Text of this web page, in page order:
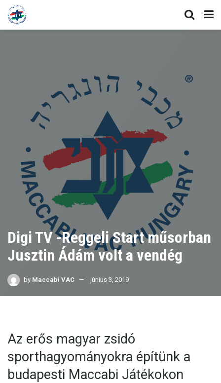
Digi TV -Reggeli Start műsorban
Jusztin Ádám volt a vendég
by Maccabi VAC június 3, 2019
Az erős magyar zsidó
sporthagyományokra építünk a
budapesti Maccabi Játékokon